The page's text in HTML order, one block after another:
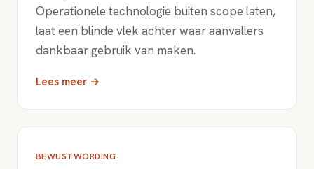
Operationele technologie buiten scope laten,
laat een blinde vlek achter waar aanvallers
dankbaar gebruik van maken.
Lees meer →
BEWUSTWORDING